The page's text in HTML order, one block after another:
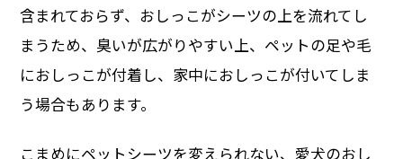
含まれておらず、おしっこがシーツの上を流れてし
まうため、臭いが広がりやすい上、ペットの足や毛
におしっこが付着し、家中におしっこが付いてしま
う場合もあります。
こまめにペットシーツを変えられない、愛犬のおし